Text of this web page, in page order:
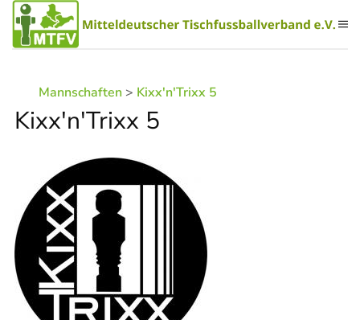
Zum Hauptinhalt springen
Mannschaften > Kixx'n'Trixx 5
Kixx'n'Trixx 5